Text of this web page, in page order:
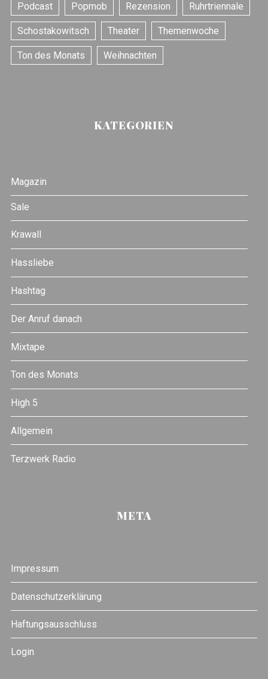
Podcast Popmob Rezension Ruhrtriennale
Schostakowitsch Theater Themenwoche
Ton des Monats Weihnachten
KATEGORIEN
Magazin
Sale
Krawall
Hassliebe
Hashtag
Der Anruf danach
Mixtape
Ton des Monats
High 5
Allgemein
Terzwerk Radio
META
Impressum
Datenschutzerklärung
Haftungsausschluss
Login